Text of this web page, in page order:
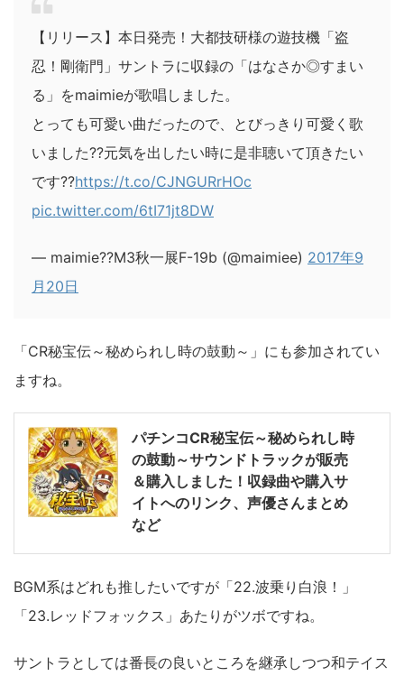
【リリース】本日発売！大都技研様の遊技機「盗
忍！剛衛門」サントラに収録の「はなさか◎すまい
る」をmaimieが歌唱しました。
とっても可愛い曲だったので、とびっきり可愛く歌
いました??元気を出したい時に是非聴いて頂きたい
です??https://t.co/CJNGURrHOc
pic.twitter.com/6tI71jt8DW
— maimie??M3秋一展F-19b (@maimiee) 2017年9
月20日
「CR秘宝伝～秘められし時の鼓動～」にも参加されてい
ますね。
パチンコCR秘宝伝～秘められし時
の鼓動～サウンドトラックが販売
＆購入しました！収録曲や購入サ
イトへのリンク、声優さんまとめ
など
BGM系はどれも推したいですが「22.波乗り白浪！」
「23.レッドフォックス」あたりがツボですね。
サントラとしては番長の良いところを継承しつつ和テイス